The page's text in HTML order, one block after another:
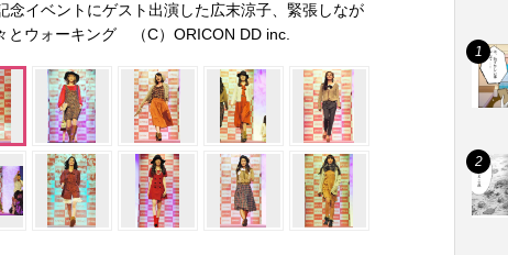
念イベントにゲスト出演した広末涼子、緊張しなが
とウォーキング （C）ORICON DD inc.